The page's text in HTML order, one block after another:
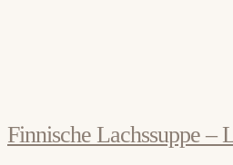
Finnische Lachssuppe –